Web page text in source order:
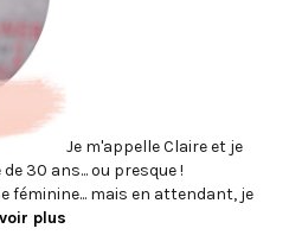
Je m'appelle Claire et je
30 ans... ou presque !
féminine... mais en attendant, je
plus